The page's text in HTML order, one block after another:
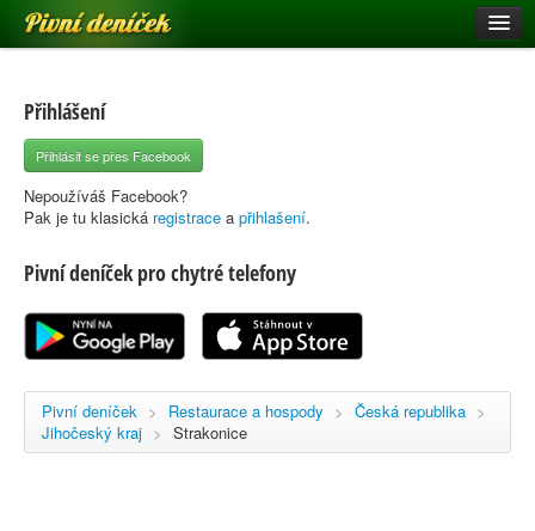
Pivní deníček
Pivní mapa
Pivní značky
Nápověda
Registrace
Přihlášení
Přihlásit se přes Facebook
Nepoužíváš Facebook?
Pak je tu klasická registrace a přihlašení.
Pivní deníček pro chytré telefony
Pivní deníček > Restaurace a hospody > Česká republika >
Jihočeský kraj > Strakonice